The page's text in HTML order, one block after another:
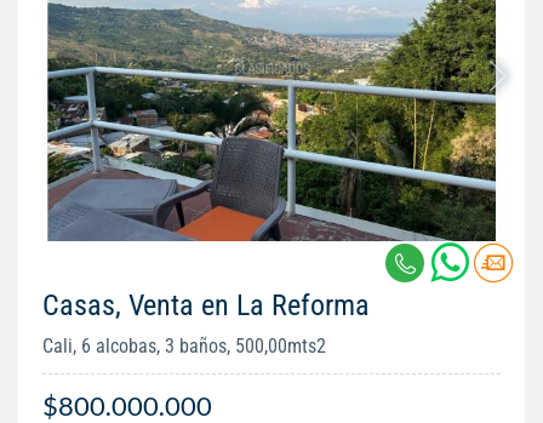
Casas, Venta en La Reforma
Cali, 6 alcobas, 3 baños, 500,00mts2
$800.000.000